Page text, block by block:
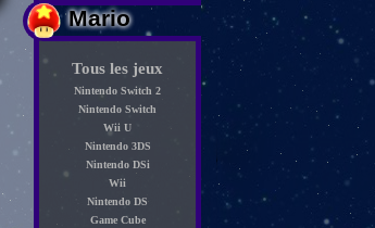
Mario
Tous les jeux
Nintendo Switch 2
Nintendo Switch
Wii U
Nintendo 3DS
Nintendo DSi
Wii
Nintendo DS
Game Cube